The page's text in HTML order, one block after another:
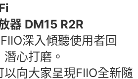
器 DM15 R2R
深入傾聽使用者回
心打磨。
向大家呈現FIIO全新隨